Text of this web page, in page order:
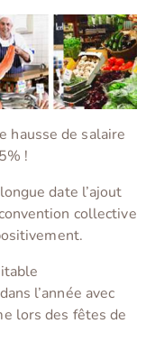
hausse de salaire
!
date l’ajout
collective
l’année avec
lors des fêtes de